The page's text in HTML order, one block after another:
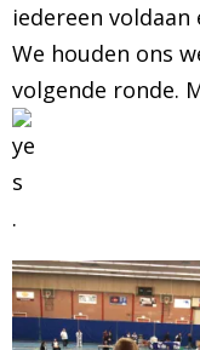
iedereen voldaan
We houden ons
volgende ronde.
.